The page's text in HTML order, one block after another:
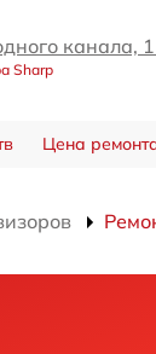
канала,
Sharp
Цена